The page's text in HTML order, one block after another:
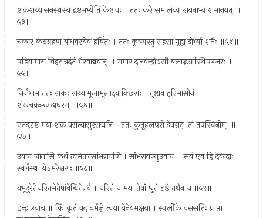
शक्रशय्यासनस्थस्य द्रष्टमभ्येति केशवः । ततः करे समालंव्य शयनाभ्याशमानयत् ‍ ॥
५३॥
चकार कंठग्रहण बांधवस्येव हर्षितः । ततः कृष्णस्तु सहसा गृह्य दोर्भ्या शनैः ॥५४॥
पडियामास विहसन्नदंतं भैरवान्रवान् ‍ । ममार दानवेन्द्रोऽसौ बलाद्भग्नास्थिपञ्जरः ॥
५५॥
निर्जगाम ततः शकः शय्यामूलामूलादवाक्छिराः । तुष्टाव हरिमासीनं
शंखचक्रऋणदाधरम् ‍ ॥५६॥
एतद्‌दृष्टं मया शक्र वसंत्यासुरसद्मनि । ततः कुतूहलपरो देवराट् ‍ तां तपस्विनीम् ‍ ॥
५७॥
उवाच जानासि कथं त्वमेतान्सांभरायणि । सांभरायण्युउवाच ॥ सर्व एव हि देवेन्द्राः ।
स्वर्गस्था येऽमरेश्वराः ॥५८॥
वभूदुरेतेचरितमेतेषांवेद्मितेनवै । चरितं च मया तेषां श्रुतं दृष्ठं तथैव च ॥५९॥
इन्द्र उवाच ॥ किं कृतं वद धर्मज्ञे त्वया येनेयमक्षया । स्वर्लोके वससतिः प्राप्ता